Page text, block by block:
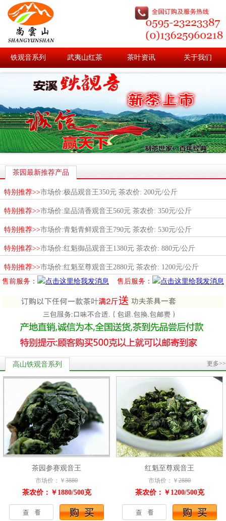
铁观音系列 武夷山红茶 茶叶资讯 关于我们
茶园最新推荐产品
特别推荐>>市场价:极品观音王350元 茶农价: 200元/公斤
特别推荐>>市场价:皇品清香观音王560元 茶农价: 350元/公斤
特别推荐>>市场价:青魁青鲜观音王790元 茶农价: 530元/公斤
特别推荐>>市场价:红魁御品观音王1380元 茶农价: 880元/公斤
特别推荐>>市场价:红魁至尊观音王2880元 茶农价: 1200元/公斤
售前服务：
售后服务：
高山铁观音系列 更多>>
茶园参赛观音王
市场价：￥ 3880
茶农价：￥1880/500克
红魁至尊观音王
市场价：￥ 2880
茶农价：￥1200/500克